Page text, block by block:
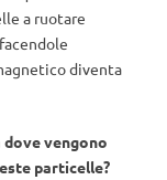
a ruotare
diventa
dove vengono
particelle?